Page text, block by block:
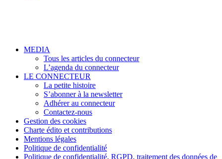
MEDIA
Tous les articles du connecteur
L’agenda du connecteur
LE CONNECTEUR
La petite histoire
S’abonner à la newsletter
Adhérer au connecteur
Contactez-nous
Gestion des cookies
Charte édito et contributions
Mentions légales
Politique de confidentialité
Politique de confidentialité, RGPD, traitement des données de